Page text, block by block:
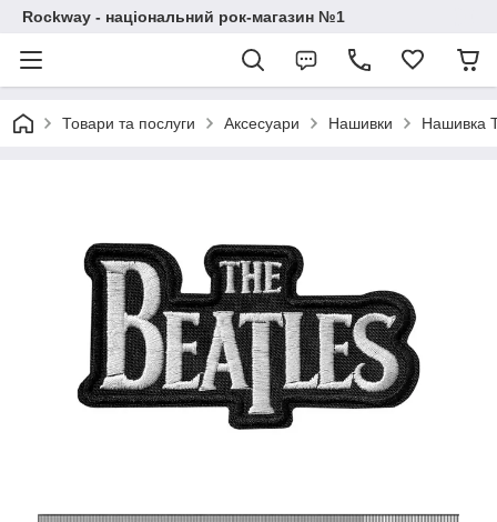
Rockway - національний рок-магазин №1
Товари та послуги Аксесуари Нашивки Нашивка